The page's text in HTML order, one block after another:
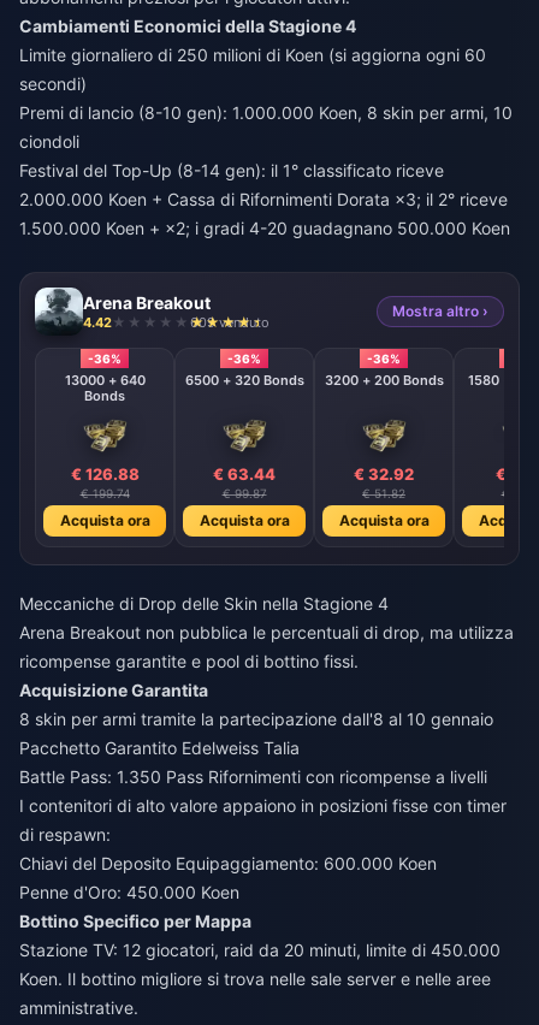
Cambiamenti Economici della Stagione 4
Limite giornaliero di 250 milioni di Koen (si aggiorna ogni 60
secondi)
Premi di lancio (8-10 gen): 1.000.000 Koen, 8 skin per armi, 10
ciondoli
Festival del Top-Up (8-14 gen): il 1° classificato riceve
2.000.000 Koen + Cassa di Rifornimenti Dorata ×3; il 2° riceve
1.500.000 Koen + ×2; i gradi 4-20 guadagnano 500.000 Koen
Arena Breakout
4.42 609 venduto
Mostra altro ›
-36%
13000 + 640
Bonds
€ 126.88
€ 199.74
Acquista ora
-36%
6500 + 320 Bonds
€ 63.44
€ 99.87
Acquista ora
-36%
3200 + 200 Bonds
€ 32.92
€ 51.82
Acquista ora
€
€
Meccaniche di Drop delle Skin nella Stagione 4
Arena Breakout non pubblica le percentuali di drop, ma utilizza
ricompense garantite e pool di bottino fissi.
Acquisizione Garantita
8 skin per armi tramite la partecipazione dall'8 al 10 gennaio
Pacchetto Garantito Edelweiss Talia
Battle Pass: 1.350 Pass Rifornimenti con ricompense a livelli
I contenitori di alto valore appaiono in posizioni fisse con timer
di respawn:
Chiavi del Deposito Equipaggiamento: 600.000 Koen
Penne d'Oro: 450.000 Koen
Bottino Specifico per Mappa
Stazione TV: 12 giocatori, raid da 20 minuti, limite di 450.000
Koen. Il bottino migliore si trova nelle sale server e nelle aree
amministrative.